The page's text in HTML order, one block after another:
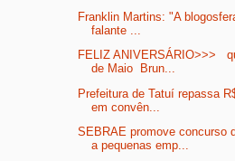
Franklin Martins: "A
falante ...
FELIZ ANIVERSÁRIO>>>
de Maio Brun...
Prefeitura de Tatuí repassa
em convên...
SEBRAE promove concurso
a pequenas emp...